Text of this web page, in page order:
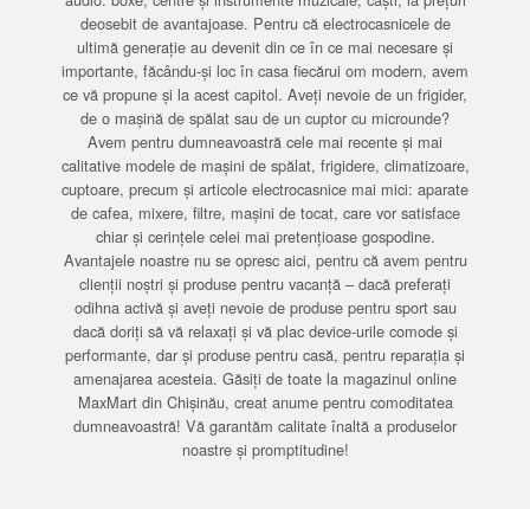
deosebit de avantajoase. Pentru că electrocasnicele de
ultimă generație au devenit din ce în ce mai necesare și
importante, făcându-și loc în casa fiecărui om modern, avem
ce vă propune și la acest capitol. Aveți nevoie de un frigider,
de o mașină de spălat sau de un cuptor cu microunde?
Avem pentru dumneavoastră cele mai recente și mai
calitative modele de mașini de spălat, frigidere, climatizoare,
cuptoare, precum și articole electrocasnice mai mici: aparate
de cafea, mixere, filtre, mașini de tocat, care vor satisface
chiar și cerințele celei mai pretențioase gospodine.
Avantajele noastre nu se opresc aici, pentru că avem pentru
clienții noștri și produse pentru vacanță – dacă preferați
odihna activă și aveți nevoie de produse pentru sport sau
dacă doriți să vă relaxați și vă plac device-urile comode și
performante, dar și produse pentru casă, pentru reparația și
amenajarea acesteia. Găsiți de toate la magazinul online
MaxMart din Chișinău, creat anume pentru comoditatea
dumneavoastră! Vă garantăm calitate înaltă a produselor
noastre și promptitudine!